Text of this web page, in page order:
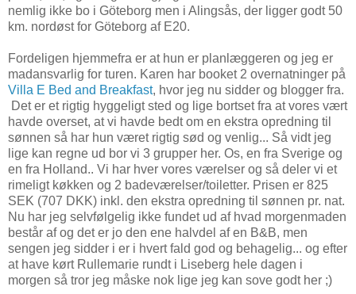
nemlig ikke bo i Göteborg men i Alingsås, der ligger godt 50
km. nordøst for Göteborg af E20.
Fordeligen hjemmefra er at hun er planlæggeren og jeg er
madansvarlig for turen. Karen har booket 2 overnatninger på
Villa E Bed and Breakfast, hvor jeg nu sidder og blogger fra.
Det er et rigtig hyggeligt sted og lige bortset fra at vores vært
havde overset, at vi havde bedt om en ekstra opredning til
sønnen så har hun været rigtig sød og venlig... Så vidt jeg
lige kan regne ud bor vi 3 grupper her. Os, en fra Sverige og
en fra Holland.. Vi har hver vores værelser og så deler vi et
rimeligt køkken og 2 badeværelser/toiletter. Prisen er 825
SEK (707 DKK) inkl. den ekstra opredning til sønnen pr. nat.
Nu har jeg selvfølgelig ikke fundet ud af hvad morgenmaden
består af og det er jo den ene halvdel af en B&B, men
sengen jeg sidder i er i hvert fald god og behagelig... og efter
at have kørt Rullemarie rundt i Liseberg hele dagen i
morgen så tror jeg måske nok lige jeg kan sove godt her ;)